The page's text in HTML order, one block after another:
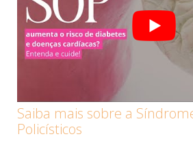
Saiba mais sobre a
Policísticos